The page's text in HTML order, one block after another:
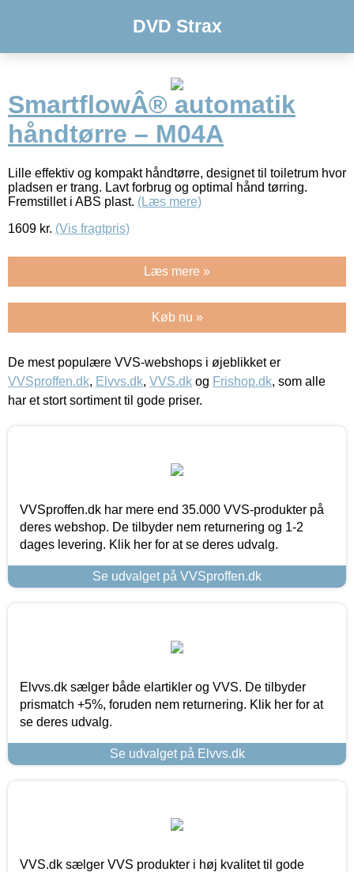
DVD Strax
SmartflowÂ® automatik
håndtørre – M04A
Lille effektiv og kompakt håndtørre, designet til toiletrum hvor
pladsen er trang. Lavt forbrug og optimal hånd tørring.
Fremstillet i ABS plast. (Læs mere)
1609 kr. (Vis fragtpris)
Læs mere »
Køb nu »
De mest populære VVS-webshops i øjeblikket er
VVSproffen.dk, Elvvs.dk, VVS.dk og Frishop.dk, som alle
har et stort sortiment til gode priser.
VVSproffen.dk har mere end 35.000 VVS-produkter på
deres webshop. De tilbyder nem returnering og 1-2
dages levering. Klik her for at se deres udvalg.
Se udvalget på VVSproffen.dk
Elvvs.dk sælger både elartikler og VVS. De tilbyder
prismatch +5%, foruden nem returnering. Klik her for at
se deres udvalg.
Se udvalget på Elvvs.dk
VVS.dk sælger VVS produkter i høj kvalitet til gode